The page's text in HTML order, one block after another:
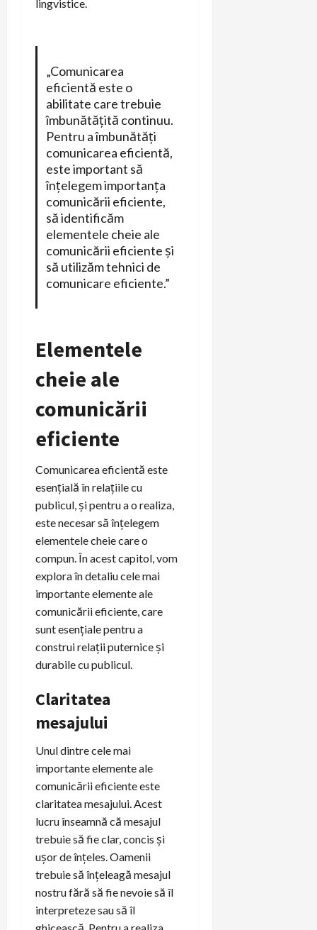
lingvistice.
„Comunicarea
eficientă este o
abilitate care trebuie
îmbunătățită continuu.
Pentru a îmbunătăți
comunicarea eficientă,
este important să
înțelegem importanța
comunicării eficiente,
să identificăm
elementele cheie ale
comunicării eficiente și
să utilizăm tehnici de
comunicare eficiente.”
Elementele
cheie ale
comunicării
eficiente
Comunicarea eficientă este
esențială în relațiile cu
publicul, și pentru a o realiza,
este necesar să înțelegem
elementele cheie care o
compun. În acest capitol, vom
explora în detaliu cele mai
importante elemente ale
comunicării eficiente, care
sunt esențiale pentru a
construi relații puternice și
durabile cu publicul.
Claritatea
mesajului
Unul dintre cele mai
importante elemente ale
comunicării eficiente este
claritatea mesajului. Acest
lucru înseamnă că mesajul
trebuie să fie clar, concis și
ușor de înțeles. Oamenii
trebuie să înțeleagă mesajul
nostru fără să fie nevoie să îl
interpreteze sau să îl